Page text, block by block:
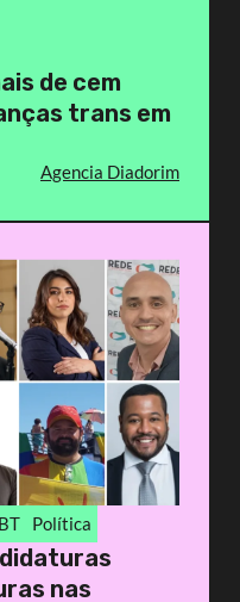
de cem
trans em
Agencia Diadorim
Política
nas